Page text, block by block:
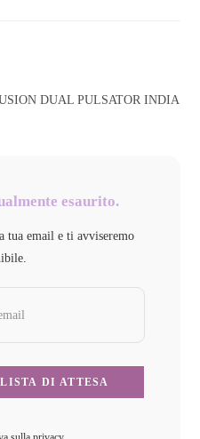
DUAL PULSATOR INDIA
esaurito.
tua email e ti avviseremo